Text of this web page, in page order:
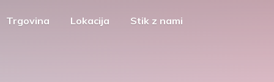
Trgovina Lokacija Stik z nami